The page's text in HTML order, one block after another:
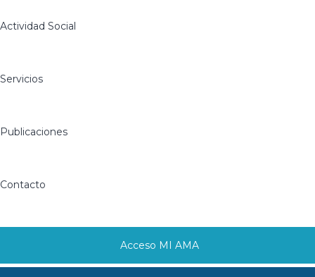
Actividad Social
Servicios
Publicaciones
Contacto
Acceso MI AMA